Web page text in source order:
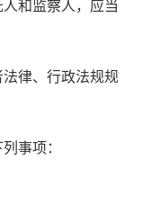
和监察人，应当
律、行政法规规
事项：